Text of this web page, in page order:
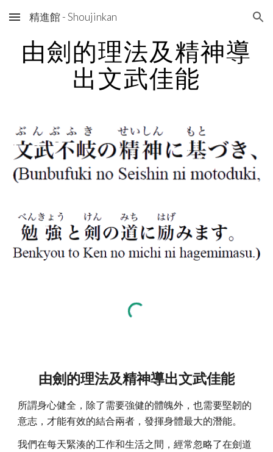
Skip to main content Skip to navigation
精進館 - Shoujinkan
由劍的理法及精神導
出文武佳能
由劍的理法及精神導出文武佳能
所謂身心健全，除了需要強健的體魄外，也需要堅韌的
意志，才能有效的結合兩者，發揮身體最大的潛能。
我們在每天緊湊的工作和生活之間，經常忽略了在劍道